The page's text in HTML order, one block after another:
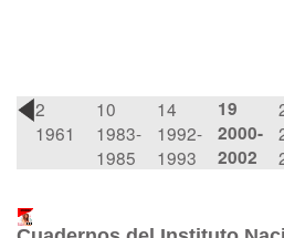
2
1961
10
1983-
1985
14
1992-
1993
19
2000-
2002